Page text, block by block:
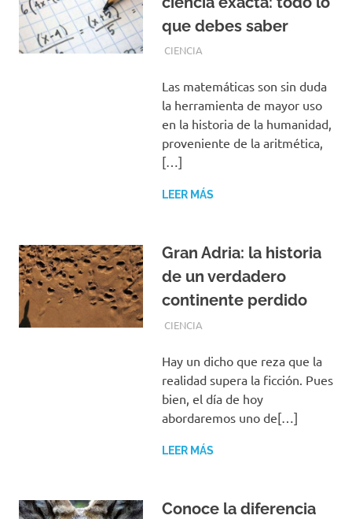
que debes saber
OCTUBRE 1, 2019
REDACCIONES
CIENCIA
Las matemáticas son sin duda
la herramienta de mayor uso
en la historia de la humanidad,
proveniente de la aritmética,
[…]
LEER MÁS
Gran Adria: la historia
de un verdadero
continente perdido
SEPTIEMBRE 30, 2019
REDACCIONES
CIENCIA
Hay un dicho que reza que la
realidad supera la ficción. Pues
bien, el día de hoy
abordaremos uno de[…]
LEER MÁS
Conoce la diferencia